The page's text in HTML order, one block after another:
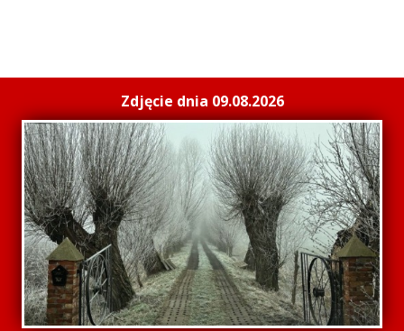
Zdjęcie dnia 09.08.2026